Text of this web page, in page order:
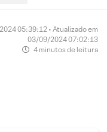
05:39:12 • Atualizado em
03/09/2024 07:02:13
4 minutos de leitura